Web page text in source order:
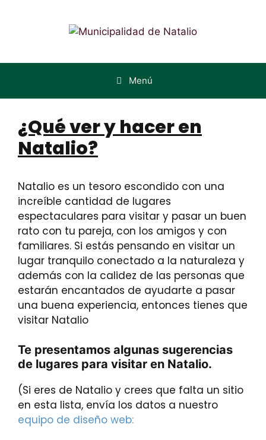
Menú
¿Qué ver y hacer en
Natalio?
Natalio es un tesoro escondido con una
increíble cantidad de lugares
espectaculares para visitar y pasar un buen
rato con tu pareja, con los amigos y con
familiares. Si estás pensando en visitar un
lugar tranquilo conectado a la naturaleza y
además con la calidez de las personas que
estarán encantados de ayudarte a pasar
una buena experiencia, entonces tienes que
visitar Natalio
Te presentamos algunas sugerencias
de lugares para visitar en Natalio.
(Si eres de Natalio y crees que falta un sitio
en esta lista, envía los datos a nuestro
equipo de diseño web: